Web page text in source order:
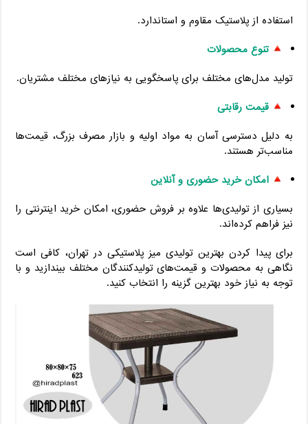
استفاده از پلاستیک مقاوم و استاندارد.
تنوع محصولات
تولید مدل‌های مختلف برای پاسخگویی به نیازهای مختلف مشتریان.
قیمت رقابتی
به دلیل دسترسی آسان به مواد اولیه و بازار مصرف بزرگ، قیمت‌ها
مناسب‌تر هستند.
امکان خرید حضوری و آنلاین
بسیاری از تولیدی‌ها علاوه بر فروش حضوری، امکان خرید اینترنتی را
نیز فراهم کرده‌اند.
برای پیدا کردن بهترین تولیدی میز پلاستیکی در تهران، کافی است
نگاهی به محصولات و قیمت‌های تولیدکنندگان مختلف بیندازید و با
توجه به نیاز خود بهترین گزینه را انتخاب کنید.